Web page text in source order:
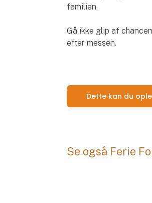
familien.
Gå ikke glip af
efter messen.
Dette kan du
Se også Ferie